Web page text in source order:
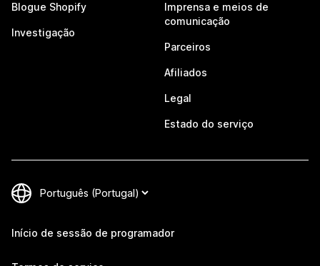
Blogue Shopify
Investigação
Imprensa e meios de
comunicação
Parceiros
Afiliados
Legal
Estado do serviço
Início de sessão de programador